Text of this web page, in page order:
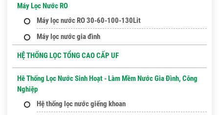
Máy Lọc Nước RO
Máy lọc nước RO 30-60-100-130Lit
Máy lọc nước gia đình
HỆ THỐNG LỌC TỔNG CAO CẤP UF
Hê Thống Lọc Nước Sinh Hoạt - Làm Mềm Nước Gia Đình, Công
Nghiệp
Hệ thống lọc nước giếng khoan